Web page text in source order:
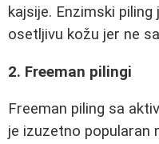
kajsije. Enzimski
osetljivu kožu jer ne
2. Freeman pilingi
Freeman piling sa
je izuzetno popularan